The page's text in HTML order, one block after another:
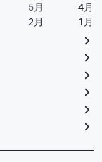
5月
4月
2月 1月